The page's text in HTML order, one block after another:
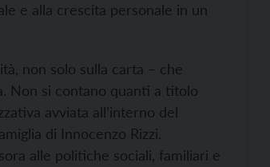
e alla crescita personale in un
non solo sulla carta – che
Non si contano quanti a titolo
avviata all’interno del
di Innocenzo Rizzi.
alle politiche sociali, familiari e